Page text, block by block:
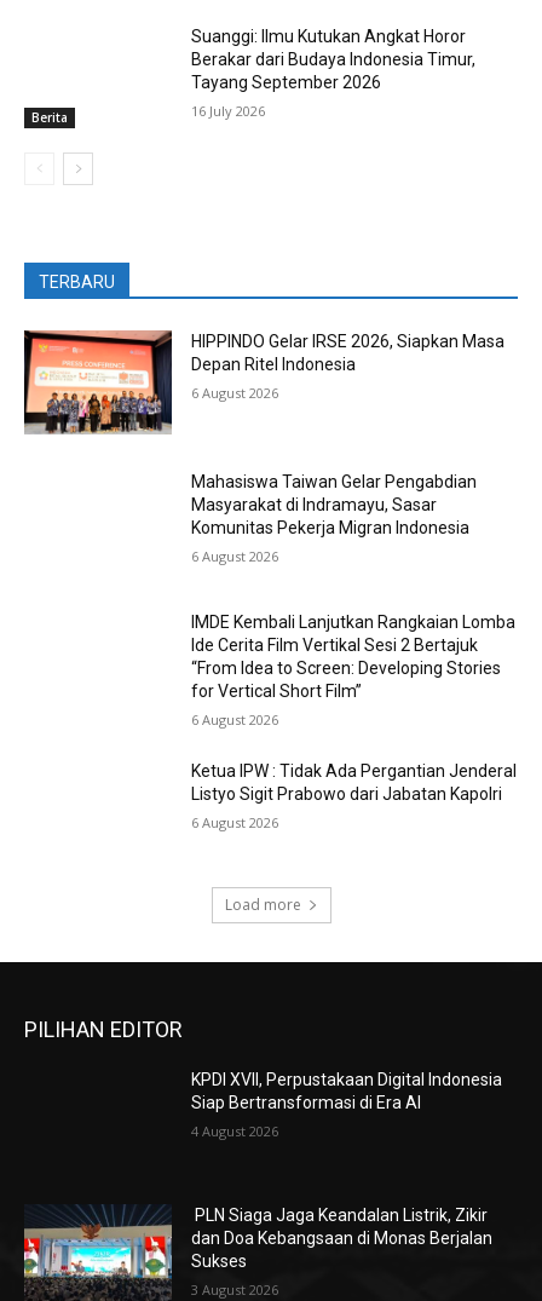
Berita
Suanggi: Ilmu Kutukan Angkat Horor
Berakar dari Budaya Indonesia Timur,
Tayang September 2026
16 July 2026
TERBARU
HIPPINDO Gelar IRSE 2026, Siapkan Masa
Depan Ritel Indonesia
6 August 2026
Mahasiswa Taiwan Gelar Pengabdian
Masyarakat di Indramayu, Sasar
Komunitas Pekerja Migran Indonesia
6 August 2026
IMDE Kembali Lanjutkan Rangkaian Lomba
Ide Cerita Film Vertikal Sesi 2 Bertajuk
“From Idea to Screen: Developing Stories
for Vertical Short Film”
6 August 2026
Ketua IPW : Tidak Ada Pergantian Jenderal
Listyo Sigit Prabowo dari Jabatan Kapolri
6 August 2026
Load more
PILIHAN EDITOR
KPDI XVII, Perpustakaan Digital Indonesia
Siap Bertransformasi di Era AI
4 August 2026
PLN Siaga Jaga Keandalan Listrik, Zikir
dan Doa Kebangsaan di Monas Berjalan
Sukses
3 August 2026